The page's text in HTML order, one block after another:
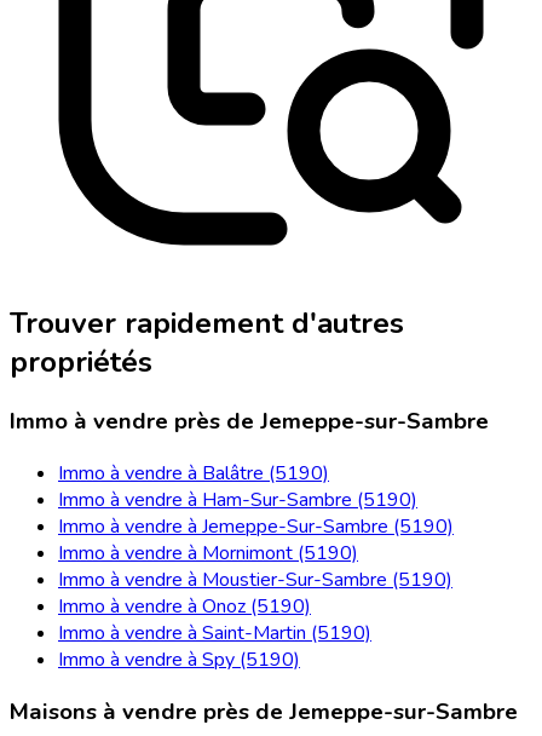
Trouver rapidement d'autres
propriétés
Immo à vendre près de Jemeppe-sur-Sambre
Immo à vendre à Balâtre (5190)
Immo à vendre à Ham-Sur-Sambre (5190)
Immo à vendre à Jemeppe-Sur-Sambre (5190)
Immo à vendre à Mornimont (5190)
Immo à vendre à Moustier-Sur-Sambre (5190)
Immo à vendre à Onoz (5190)
Immo à vendre à Saint-Martin (5190)
Immo à vendre à Spy (5190)
Maisons à vendre près de Jemeppe-sur-Sambre